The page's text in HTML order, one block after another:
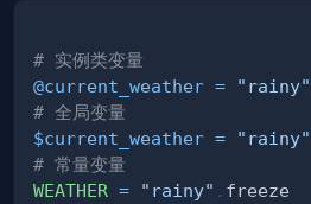
# 实例类变量
@current_weather =
"rainy"
# 全局变量
$current_weather =
"rainy"
# 常量变量
WEATHER = "rainy" .